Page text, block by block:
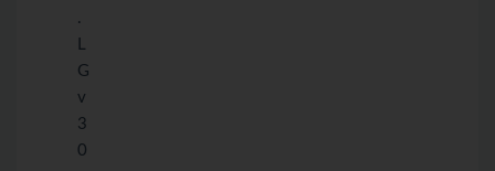
.
L
G
v
3
0